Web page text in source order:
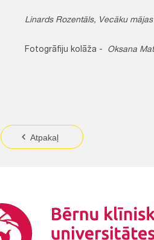
Linards Rozentāls, Vecāku
Fotogrāfiju kolāža - Oksana
Atpakaļ